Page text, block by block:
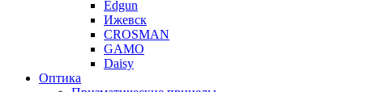
Edgun
Ижевск
CROSMAN
GAMO
Daisy
Оптика